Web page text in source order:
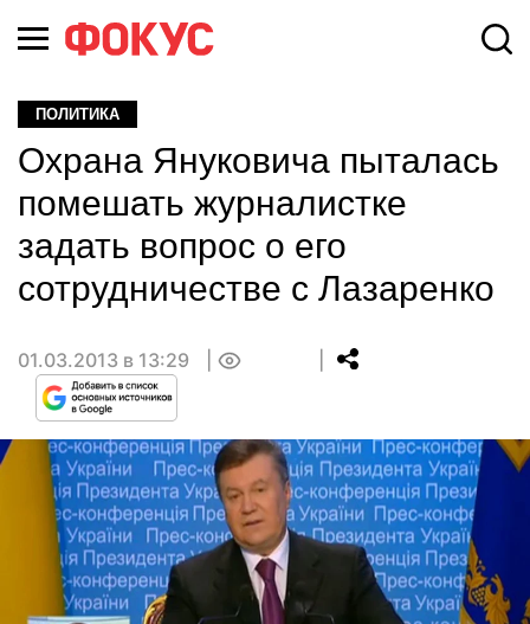
ПОЛИТИКА
Охрана Януковича пыталась
помешать журналистке
задать вопрос о его
сотрудничестве с Лазаренко
01.03.2013 в 13:29